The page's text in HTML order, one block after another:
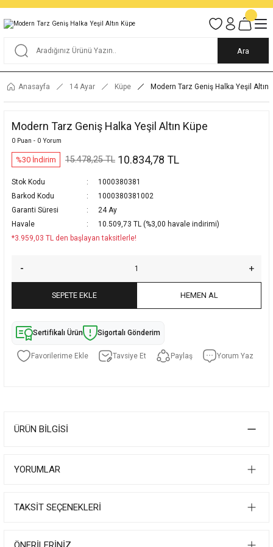
Tüm Alışverişlerde KARGO BEDAVA
Garantili Ve Sigortalı Kargo
Ankara İçi Elden Teslimat İmkanı
24/7 Müşteri Destek Hizmeti
Ara
Anasayfa 14 Ayar Küpe Modern Tarz Geniş Halka Yeşil Altın
Modern Tarz Geniş Halka Yeşil Altın Küpe
0 Puan - 0 Yorum
%30 İndirim 15.478,25 TL 10.834,78 TL
Stok Kodu
1000380381
Barkod Kodu
1000380381002
Garanti Süresi
24 Ay
Havale
10.509,73 TL (%3,00 havale indirimi)
*3.959,03 TL den başlayan taksitlerle!
SEPETE EKLE HEMEN AL
Sertifikalı Ürün Sigortalı Gönderim
Tavsiye Et Paylaş Yorum Yaz
ÜRÜN BILGISI
YORUMLAR
TAKSIT SEÇENEKLERI